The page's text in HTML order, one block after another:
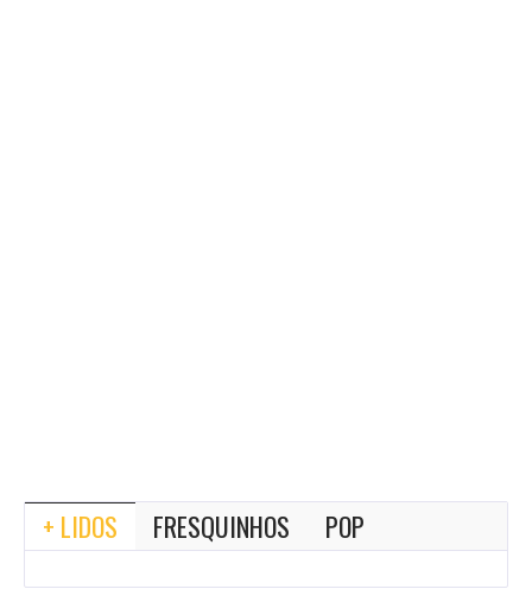
+ LIDOS FRESQUINHOS POP